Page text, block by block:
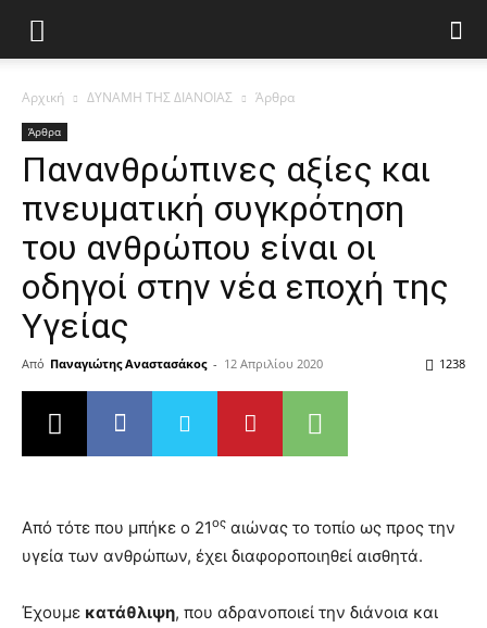
Αρχική ΔΥΝΑΜΗ ΤΗΣ ΔΙΑΝΟΙΑΣ Άρθρα
Άρθρα
Πανανθρώπινες αξίες και
πνευματική συγκρότηση
του ανθρώπου είναι οι
οδηγοί στην νέα εποχή της
Υγείας
Από Παναγιώτης Αναστασάκος - 12 Απριλίου 2020 1238
Από τότε που μπήκε ο 21ος αιώνας το τοπίο ως προς την
υγεία των ανθρώπων, έχει διαφοροποιηθεί αισθητά.
Έχουμε κατάθλιψη, που αδρανοποιεί την διάνοια και